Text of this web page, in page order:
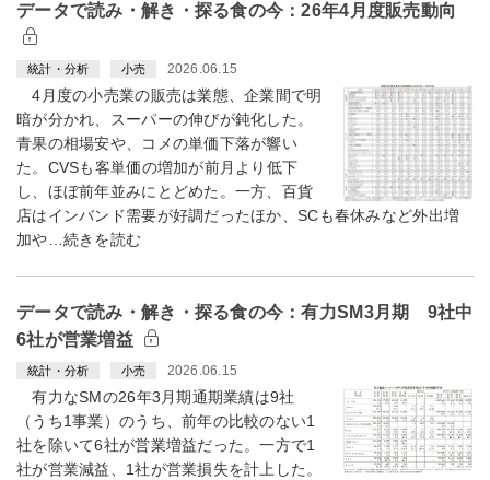
データで読み・解き・探る食の今：26年4月度販売動向
統計・分析 小売 2026.06.15
4月度の小売業の販売は業態、企業間で明
暗が分かれ、スーパーの伸びが鈍化した。
青果の相場安や、コメの単価下落が響い
た。CVSも客単価の増加が前月より低下
し、ほぼ前年並みにとどめた。一方、百貨
店はインバンド需要が好調だったほか、SCも春休みなど外出増
加や…続きを読む
データで読み・解き・探る食の今：有力SM3月期 9社中
6社が営業増益
統計・分析 小売 2026.06.15
有力なSMの26年3月期通期業績は9社
（うち1事業）のうち、前年の比較のない1
社を除いて6社が営業増益だった。一方で1
社が営業減益、1社が営業損失を計上した。